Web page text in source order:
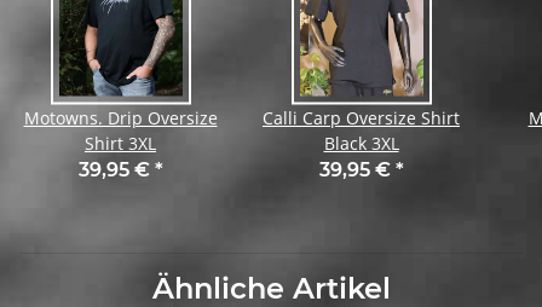
Motowns. Drip Oversize
Shirt 3XL
39,95 € *
Calli Carp Oversize Shirt
Black 3XL
39,95 € *
Ähnliche Artikel